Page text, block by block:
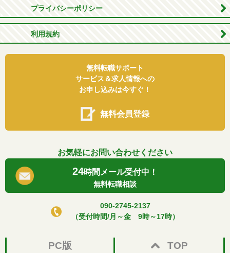
プライバシーポリシー
利用規約
無料転職サポート
サービス＆求人情報への
お申し込みは今すぐ！
無料会員登録
お気軽にお問い合わせください
24時間メール受付中！
無料転職相談
090-2745-2137
（受付時間/月～金 9時～17時）
PC版 TOP